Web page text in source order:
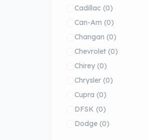
Cadillac (0)
Can-Am (0)
Changan (0)
Chevrolet (0)
Chirey (0)
Chrysler (0)
Cupra (0)
DFSK (0)
Dodge (0)